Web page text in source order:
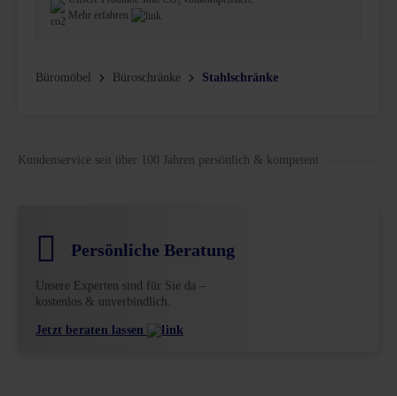
Mehr erfahren
Büromöbel Büroschränke Stahlschränke
Kundenservice seit über 100 Jahren persönlich & kompetent
Persönliche Beratung
Unsere Experten sind für Sie da –
kostenlos & unverbindlich.
Jetzt beraten lassen